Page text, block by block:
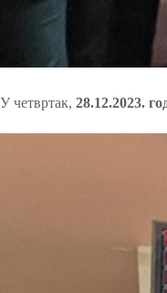
У четвртак, 28.12.2023.